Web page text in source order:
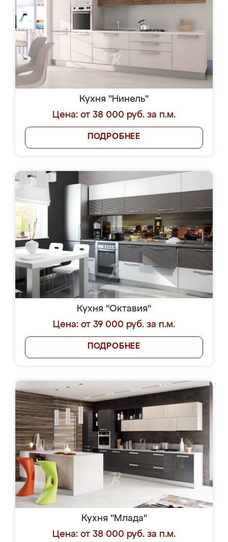
Кухня "Нинель"
Цена: от 38 000 руб. за п.м.
ПОДРОБНЕЕ
Кухня "Октавия"
Цена: от 39 000 руб. за п.м.
ПОДРОБНЕЕ
Кухня "Млада"
Цена: от 38 000 руб. за п.м.